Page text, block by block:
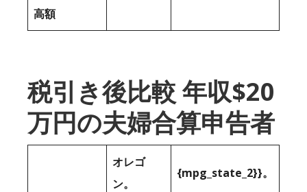
高額
税引き後比較 年収$20
万円の夫婦合算申告者
オレゴ
ン。
{mpg_state_2}}。